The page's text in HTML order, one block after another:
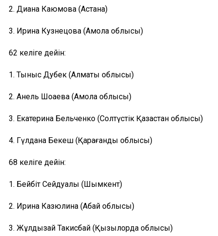
2. Диана Каюмова (Астана)
3. Ирина Кузнецова (Ақмола облысы)
62 келіге дейін:
1. Тыныс Дубек (Алматы облысы)
2. Анель Шоқаева (Ақмола облысы)
3. Екатерина Бельченко (Солтүстік Қазақстан облысы)
4. Гүлдана Бекеш (Қарағанды облысы)
68 келіге дейін:
1. Бейбіт Сейдуалы (Шымкент)
2. Ирина Казюлина (Абай облысы)
3. Жұлдызай Такисбай (Қызылорда облысы)